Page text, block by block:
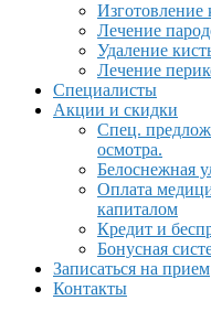
Изготовление
Лечение
Удаление
Лечение
Специалисты
Акции и скидки
Спец.
осмотра.
Белоснежная
Оплата
капиталом
Кредит и
Бонусная
Записаться на прием
Контакты